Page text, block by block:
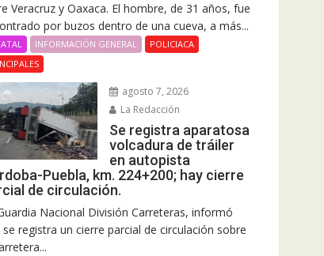
Veracruz y Oaxaca. El hombre, de 31 años, fue
por buzos dentro de una cueva, a más...
INFORMACIÓN GENERAL
POLICIACA
agosto 7, 2026
La Redacción
Se registra aparatosa
volcadura de tráiler
en autopista
Puebla, km. 224+200; hay cierre
de circulación.
Nacional División Carreteras, informó
se registra un cierre parcial de circulación sobre